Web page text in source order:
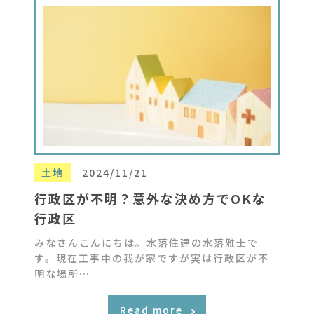
土地 2024/11/21
行政区が不明？意外な決め方でOKな
行政区
みなさんこんにちは。水落住建の水落雅士で
す。現在工事中の我が家ですが実は行政区が不
明な場所…
Read more